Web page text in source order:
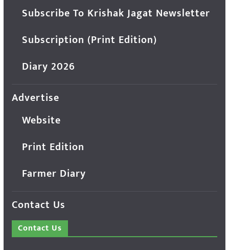
Subscribe To Krishak Jagat Newsletter
Subscription (Print Edition)
Diary 2026
Advertise
Website
Print Edition
Farmer Diary
Contact Us
Contact Us